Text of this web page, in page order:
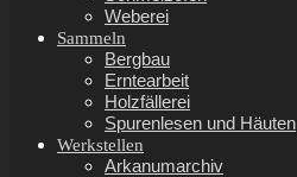
Weberei
Sammeln
Bergbau
Erntearbeit
Holzfällerei
Spurenlesen und Häuten
Werkstellen
Arkanumarchiv